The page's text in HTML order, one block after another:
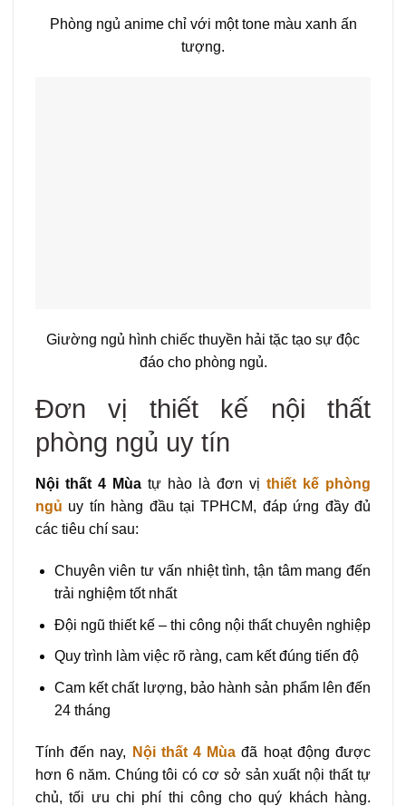
Phòng ngủ anime chỉ với một tone màu xanh ấn
tượng.
Giường ngủ hình chiếc thuyền hải tặc tạo sự độc
đáo cho phòng ngủ.
Đơn vị thiết kế nội thất
phòng ngủ uy tín
Nội thất 4 Mùa tự hào là đơn vị thiết kế phòng
ngủ uy tín hàng đầu tại TPHCM, đáp ứng đầy đủ
các tiêu chí sau:
Chuyên viên tư vấn nhiệt tình, tận tâm mang đến
trải nghiệm tốt nhất
Đội ngũ thiết kế – thi công nội thất chuyên nghiệp
Quy trình làm việc rõ ràng, cam kết đúng tiến độ
Cam kết chất lượng, bảo hành sản phẩm lên đến
24 tháng
Tính đến nay, Nội thất 4 Mùa đã hoạt động được
hơn 6 năm. Chúng tôi có cơ sở sản xuất nội thất tự
chủ, tối ưu chi phí thi công cho quý khách hàng.